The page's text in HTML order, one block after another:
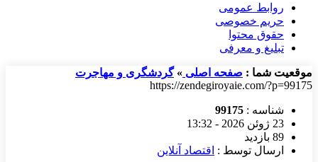
روابط عمومی
حریم خصوصی
حقوق محتوا
تبلیغ و معرفی
موقعیت شما : صفحه اصلی »گردشگری و مهاجرت
https://zendegiroyaie.com/?p=99175
شناسه : 99175
23 ژوئن 2026 - 13:32
89 بازدید
ارسال توسط : اقتصاد آنلاین